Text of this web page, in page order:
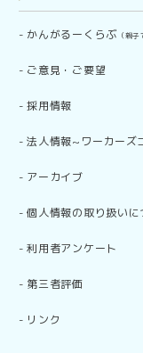
- かんがるーくらぶ （親
- ご意見・ご要望
-採用情報
-法人情報~ワーカーズ
- アーカイブ
-個人情報の取り扱いに
-利用者アンケート
- 第三者評価
- リンク